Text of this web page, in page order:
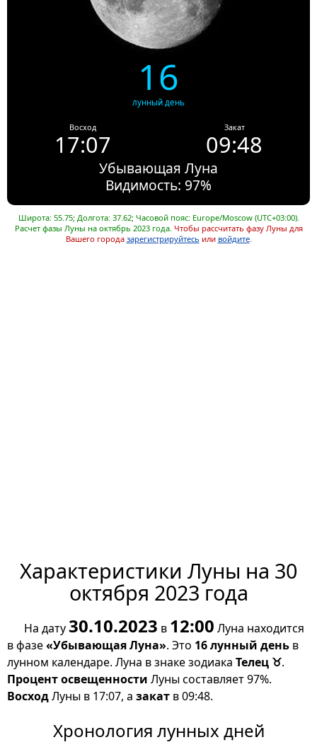
16
лунный день
Восход
17:07
Закат
09:48
Убывающая Луна
Видимость: 97%
Широта: 55.75; Долгота: 37.62; Часовой пояс: Europe/Moscow (UTC+03:00).
Расчет фазы Луны на октябрь 2023 года. Чтобы рассчитать фазу Луны для
Вашего города зарегистрируйтесь или войдите.
Характеристики Луны на 30
октября 2023 года
На дату30.10.2023 в 12:00 Луна находится
в фазе«Убывающая Луна». Это 16 лунный день в
лунном календаре. Луна в знаке зодиака Телец ♉.
Процент освещенности Луны составляет 97%.
ВосходЛуны в 17:07, а закат в 09:48.
Хронология лунных дней